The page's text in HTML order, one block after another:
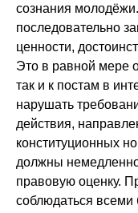
сознания
последовательно
ценности,
Это в равной мере
так и к постам в
нарушать
действия,
конституционных
должны
правовую оценку.
соблюдаться всеми